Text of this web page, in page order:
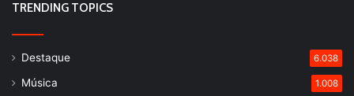
TRENDING TOPICS
Destaque 6.038
Música 1.008